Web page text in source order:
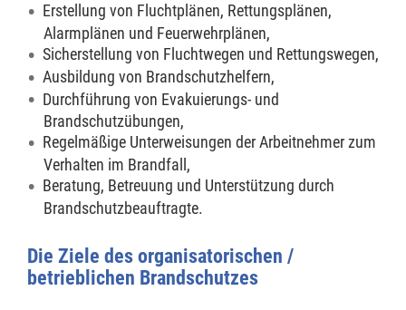
Erstellung von Fluchtplänen, Rettungsplänen,
Alarmplänen und Feuerwehrplänen,
Sicherstellung von Fluchtwegen und Rettungswegen,
Ausbildung von Brandschutzhelfern,
Durchführung von Evakuierungs- und
Brandschutzübungen,
Regelmäßige Unterweisungen der Arbeitnehmer zum
Verhalten im Brandfall,
Beratung, Betreuung und Unterstützung durch
Brandschutzbeauftragte.
Die Ziele des organisatorischen /
betrieblichen Brandschutzes